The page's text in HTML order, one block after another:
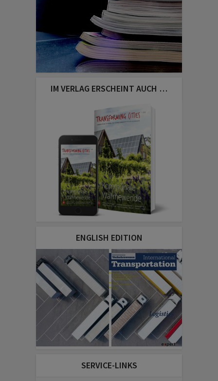
IM VERLAG ERSCHEINT AUCH …
ENGLISH EDITION
SERVICE-LINKS